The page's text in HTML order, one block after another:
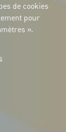
de cookies
pour
».